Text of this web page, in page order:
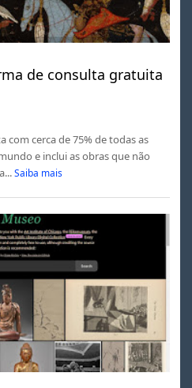
de consulta gratuita
com cerca de 75% de todas as
e inclui as obras que não
Saiba mais